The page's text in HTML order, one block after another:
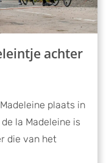
achter
plaats in
la Madeleine is
die van het